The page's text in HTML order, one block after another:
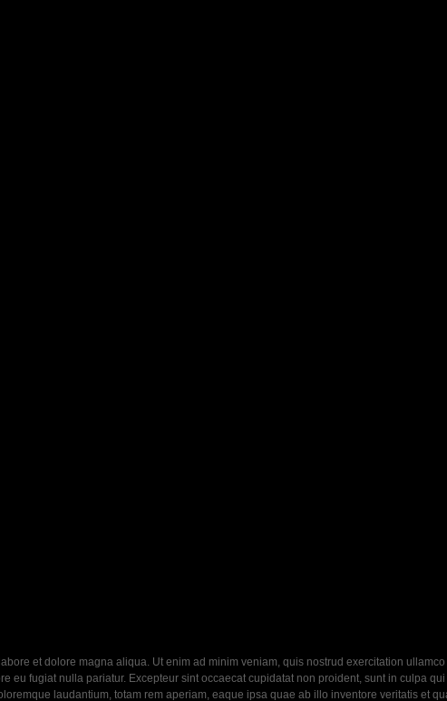
et dolore magna aliqua. Ut enim ad minim veniam, quis nostrud exercitation
fugiat nulla pariatur. Excepteur sint occaecat cupidatat non proident, sunt in culpa
laudantium, totam rem aperiam, eaque ipsa quae ab illo inventore veritatis et